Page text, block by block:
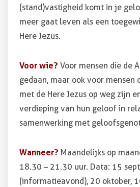
(stand)vastigheid komt in je
meer gaat leven als een
Here Jezus.
Voor wie? Voor mensen die de
gedaan, maar ook voor mensen
met de Here Jezus op weg zijn
verdieping van hun geloof in
samenwerking met
Wanneer? Maandelijks op
18.30 – 21.30 uur. Data: 15
(informatieavond), 20 oktober,